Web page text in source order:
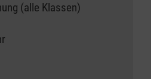
(alle Klassen)